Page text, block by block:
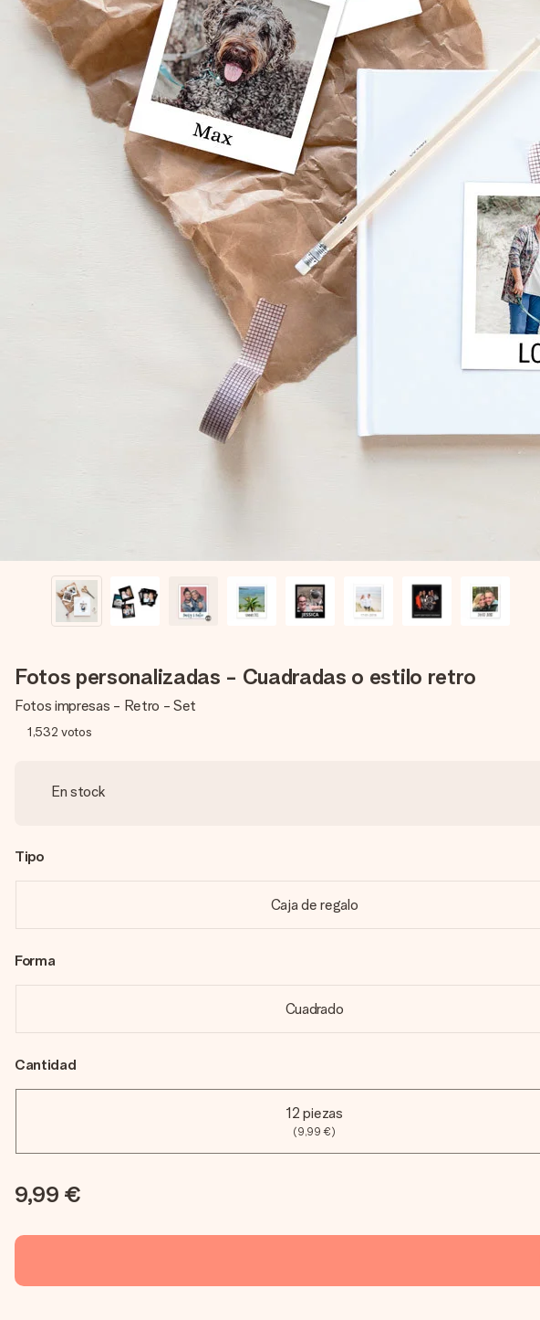
Fotos personalizadas - Cuadradas o estilo retro
Fotos impresas - Retro - Set
1,532 votos
En stock
Tipo
Caja de regalo
Forma
Cuadrado
Cantidad
12 piezas
(9,99 €)
9,99 €